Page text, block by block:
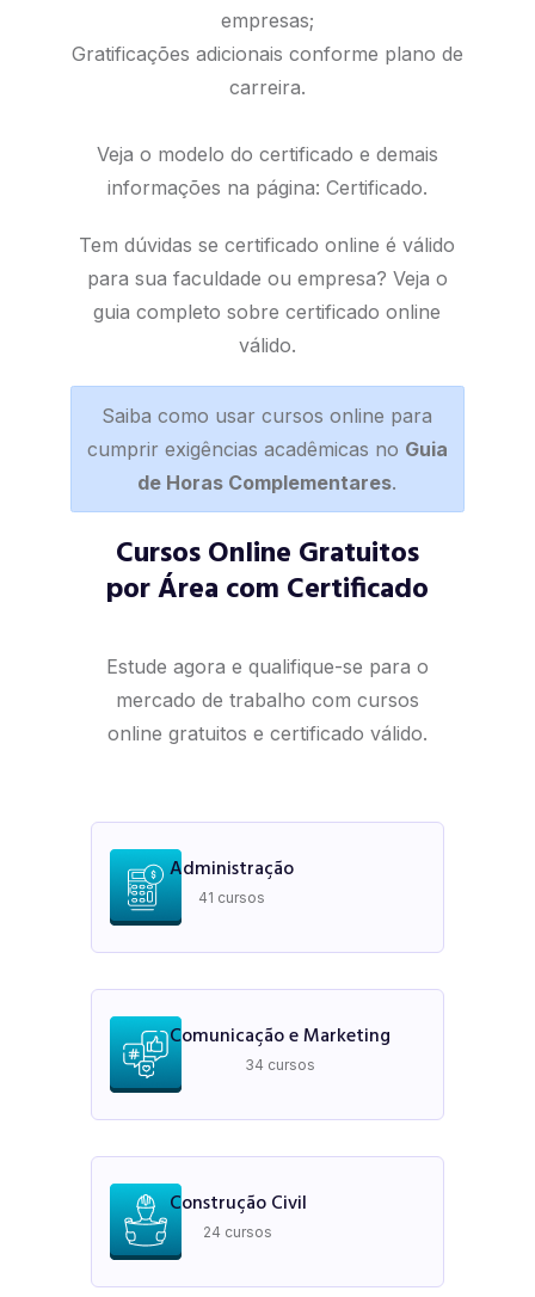
empresas;
Gratificações adicionais conforme plano de
carreira.
Veja o modelo do certificado e demais
informações na página: Certificado.
Tem dúvidas se certificado online é válido
para sua faculdade ou empresa? Veja o
guia completo sobre certificado online
válido.
Saiba como usar cursos online para
cumprir exigências acadêmicas no Guia
de Horas Complementares.
Cursos Online Gratuitos
por Área com Certificado
Estude agora e qualifique-se para o
mercado de trabalho com cursos
online gratuitos e certificado válido.
Administração
41 cursos
Comunicação e Marketing
34 cursos
Construção Civil
24 cursos